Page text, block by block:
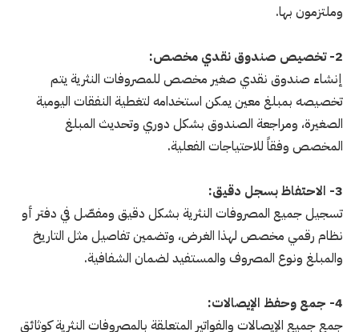
وملتزمون بها.
2- تخصيص صندوق نقدي مخصص:
إنشاء صندوق نقدي صغير مخصص للمصروفات النثرية يتم
تخصيصه بمبلغ معين يمكن استخدامه لتغطية النفقات اليومية
الصغيرة، ومراجعة الصندوق بشكل دوري وتحديث المبلغ
المخصص وفقاً للاحتياجات الفعلية.
3- الاحتفاظ بسجل دقيق:
تسجيل جميع المصروفات النثرية بشكل دقيق ومفصّل في دفتر أو
نظام رقمي مخصص لهذا الغرض، وتضمين تفاصيل مثل التاريخ
والمبلغ ونوع المصروف والمستفيد لضمان الشفافية.
4- جمع وحفظ الإيصالات:
جمع جميع الإيصالات والفواتير المتعلقة بالمصروفات النثرية كوثائق